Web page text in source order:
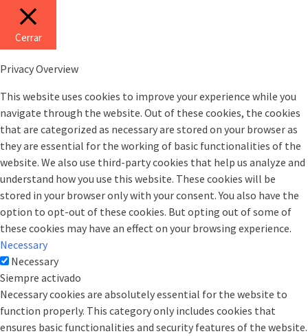
Cerrar
Privacy Overview
This website uses cookies to improve your experience while you
navigate through the website. Out of these cookies, the cookies
that are categorized as necessary are stored on your browser as
they are essential for the working of basic functionalities of the
website. We also use third-party cookies that help us analyze and
understand how you use this website. These cookies will be
stored in your browser only with your consent. You also have the
option to opt-out of these cookies. But opting out of some of
these cookies may have an effect on your browsing experience.
Necessary
Necessary
Siempre activado
Necessary cookies are absolutely essential for the website to
function properly. This category only includes cookies that
ensures basic functionalities and security features of the website.